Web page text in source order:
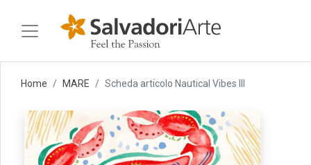
Home MARE Scheda articolo Nautical Vibes III